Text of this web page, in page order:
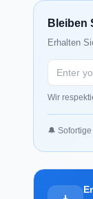
Bleiben
Erhalten
Wir
🔔